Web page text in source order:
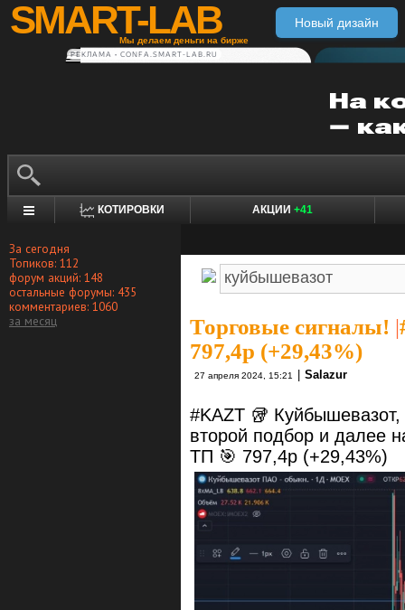
SMART-LAB
Мы делаем деньги на бирже
Новый дизайн
РЕКЛАМА • CONFA.SMART-LAB.RU
КОТИРОВКИ АКЦИИ +41
За сегодня
Топиков: 112
форум акций: 148
остальные форумы: 435
комментариев: 1060
за месяц
Торговые сигналы! |
797,4р (+29,43%)
27 апреля 2024, 15:21 Salazur
#KAZT 🥡
второй подбор и далее
ТП 🎯 797,4р (+29,43%)